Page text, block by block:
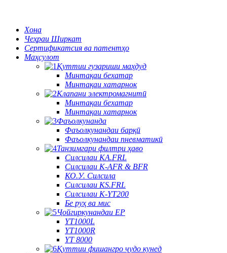
Хона
Чеҳраи Ширкат
Сертификатсия ва патентҳо
Маҳсулот
Қуттии гузариши маҳдуд
Минтақаи бехатар
Минтақаи хатарнок
Клапани электромагнитӣ
Минтақаи бехатар
Минтақаи хатарнок
Фаъолкунанда
Фаъолкунандаи барқӣ
Фаъолкунандаи пневматикӣ
Танзимгари филтри ҳаво
Силсилаи KA.FRL
Силсилаи K-AFR & BFR
КО.У. Силсила
Силсилаи KS.FRL
Силсилаи K-YT200
Бе руҳ ва мис
Ҷойгиркунандаи EP
YT1000L
YT1000R
YT 8000
Қуттии фишангро ҷудо кунед